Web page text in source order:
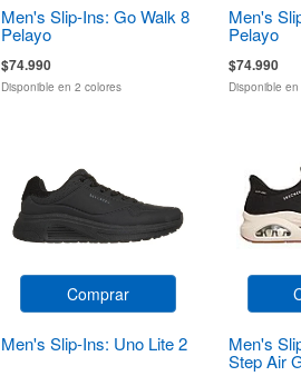
Men's Slip-Ins: Go Walk 8
Pelayo
$74.990
Disponible en 2 colores
Men's
Pelayo
$74.990
Disponible
Comprar
Men's Slip-Ins: Uno Lite 2 Men's
Step Air